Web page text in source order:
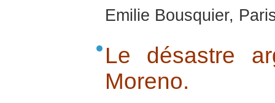
Emilie Bousquier,
Le désastre
Moreno.